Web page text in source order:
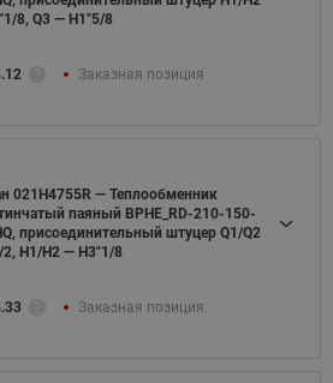
8, Q3 — H1"5/8
Заказная позиция
021H4755R — Теплообменник
паяный BPHE_RD-210-150-
присоединительный штуцер Q1/Q2
H1/H2 — H3"1/8
Заказная позиция